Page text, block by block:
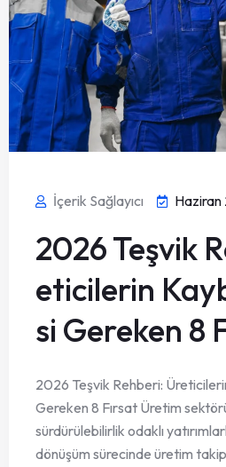
İçerik Sağlayıcı
2026 Teşvik
eticilerin
si Gereken 8
2026 Teşvik Rehberi:
Gereken 8 Fırsat Üretim
sürdürülebilirlik odaklı
dönüşüm sürecinde üretim